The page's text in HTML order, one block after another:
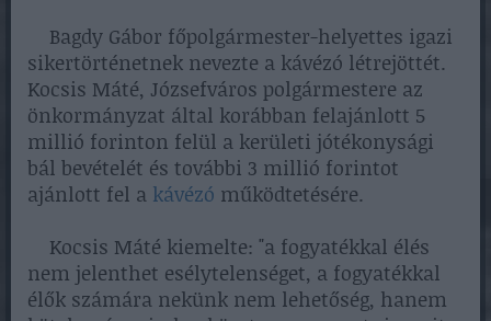
Bagdy Gábor főpolgármester-helyettes igazi
sikertörténetnek nevezte a kávézó létrejöttét.
Kocsis Máté, Józsefváros polgármestere az
önkormányzat által korábban felajánlott 5
millió forinton felül a kerületi jótékonysági
bál bevételét és további 3 millió forintot
ajánlott fel a kávézó működtetésére.
Kocsis Máté kiemelte: "a fogyatékkal élés
nem jelenthet esélytelenséget, a fogyatékkal
élők számára nekünk nem lehetőség, hanem